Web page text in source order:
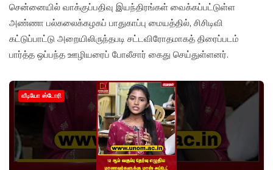
சென்னையில் வாக்குப்பதிவு இயந்திரங்கள் வைக்கப்பட்டுள்ள
அண்ணா பல்கலைக்கழகப் பாதுகாப்பு மையத்தில், சிசிடிவி
கட்டுப்பாட்டு அறையிலிருந்தபடி சட்டவிரோதமாகத் திரைப்படம்
பார்த்த ஒப்பந்த ஊழியரைப் போலீசார் கைது செய்துள்ளனர்.
வீடியோ ஸ்டோரி